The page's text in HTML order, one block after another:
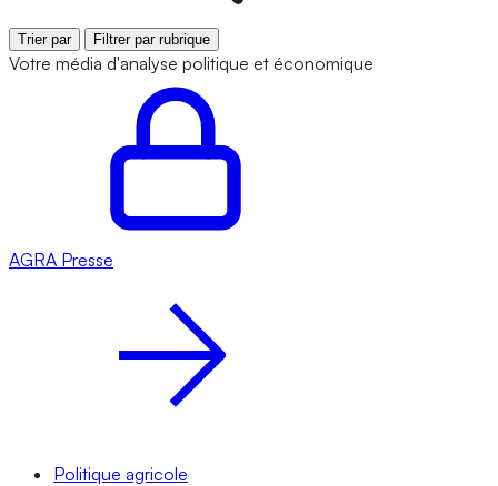
Trier par Filtrer par rubrique
Votre média d'analyse politique et économique
AGRA Presse
Politique agricole